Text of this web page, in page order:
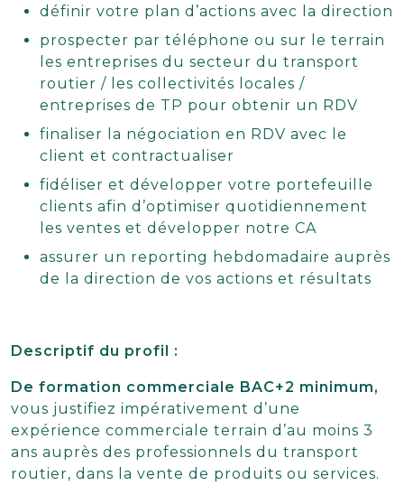
définir votre plan d’actions avec la direction
prospecter par téléphone ou sur le terrain
les entreprises du secteur du transport
routier / les collectivités locales /
entreprises de TP pour obtenir un RDV
finaliser la négociation en RDV avec le
client et contractualiser
fidéliser et développer votre portefeuille
clients afin d’optimiser quotidiennement
les ventes et développer notre CA
assurer un reporting hebdomadaire auprès
de la direction de vos actions et résultats
Descriptif du profil :
De formation commerciale BAC+2 minimum,
vous justifiez impérativement d’une
expérience commerciale terrain d’au moins 3
ans auprès des professionnels du transport
routier, dans la vente de produits ou services.